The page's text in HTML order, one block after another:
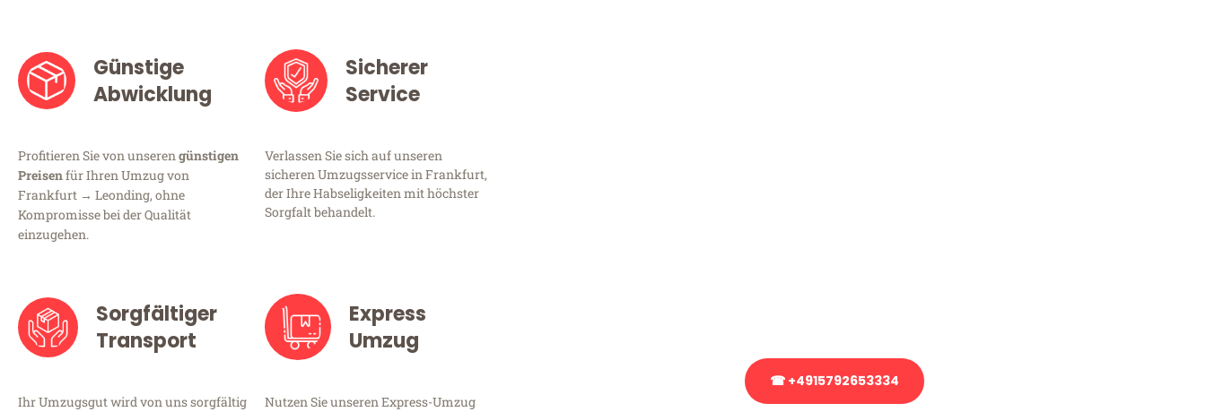
Günstige
Abwicklung
Profitieren Sie von unserengünstigen
Preisenfür Ihren Umzug von
Frankfurt → Leonding, ohne
Kompromisse bei der Qualität
einzugehen.
Sicherer
Service
Verlassen Sie sich auf unseren
sicheren Umzugsservice in Frankfurt,
der Ihre Habseligkeiten mit höchster
Sorgfalt behandelt.
Sorgfältiger
Transport
Ihr Umzugsgut wird von uns sorgfältig
Express
Umzug
Nutzen Sie unseren Express-Umzug
☎ +4915792653334